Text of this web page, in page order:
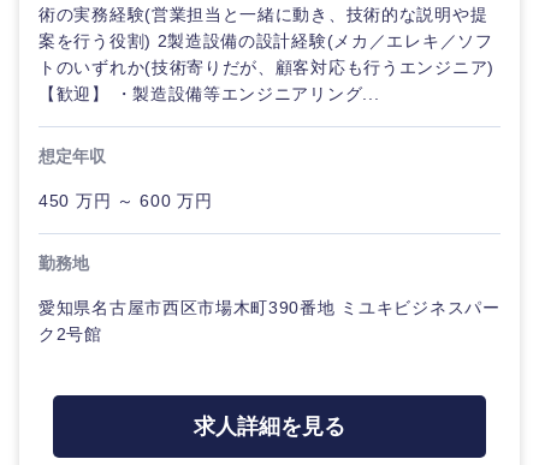
術の実務経験(営業担当と一緒に動き、技術的な説明や提
案を行う役割) 2製造設備の設計経験(メカ／エレキ／ソフ
トのいずれか(技術寄りだが、顧客対応も行うエンジニア)
【歓迎】 ・製造設備等エンジニアリング...
想定年収
450 万円 ～ 600 万円
勤務地
愛知県名古屋市西区市場木町390番地 ミユキビジネスパー
ク2号館
求人詳細を見る